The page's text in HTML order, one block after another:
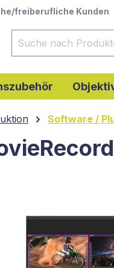
springen
freiberufliche Kunden
Software /